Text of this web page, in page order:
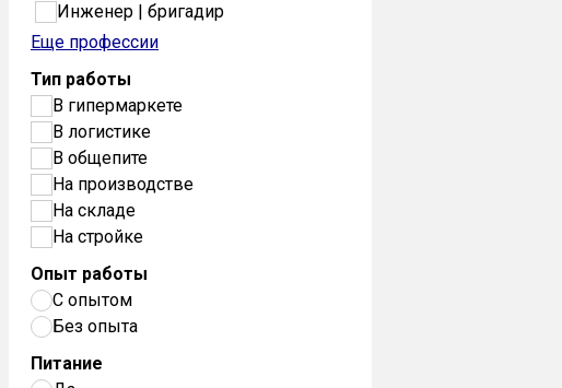
Инженер | бригадир
Еще профессии
Тип работы
В гипермаркете
В логистике
В общепите
На производстве
На складе
На стройке
Опыт работы
С опытом
Без опыта
Питание